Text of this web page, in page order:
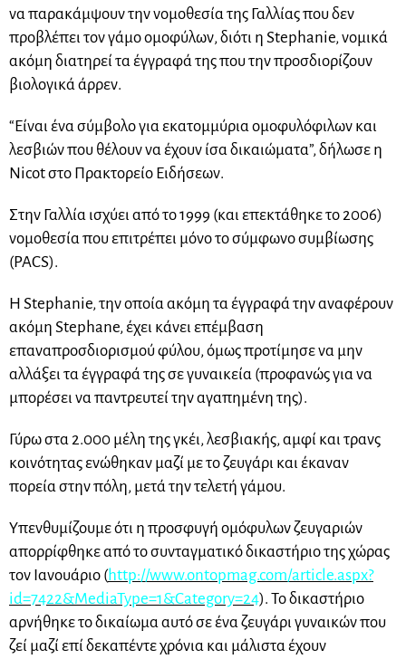
να παρακάμψουν την νομοθεσία της Γαλλίας που δεν
προβλέπει τον γάμο ομοφύλων, διότι η Stephanie, νομικά
ακόμη διατηρεί τα έγγραφά της που την προσδιορίζουν
βιολογικά άρρεν.
“Είναι ένα σύμβολο για εκατομμύρια ομοφυλόφιλων και
λεσβιών που θέλουν να έχουν ίσα δικαιώματα”, δήλωσε η
Nicot στο Πρακτορείο Ειδήσεων.
Στην Γαλλία ισχύει από το 1999 (και επεκτάθηκε το 2006)
νομοθεσία που επιτρέπει μόνο το σύμφωνο συμβίωσης
(PACS).
H Stephanie, την οποία ακόμη τα έγγραφά την αναφέρουν
ακόμη Stephane, έχει κάνει επέμβαση
επαναπροσδιορισμού φύλου, όμως προτίμησε να μην
αλλάξει τα έγγραφά της σε γυναικεία (προφανώς για να
μπορέσει να παντρευτεί την αγαπημένη της).
Γύρω στα 2.000 μέλη της γκέι, λεσβιακής, αμφί και τρανς
κοινότητας ενώθηκαν μαζί με το ζευγάρι και έκαναν
πορεία στην πόλη, μετά την τελετή γάμου.
Υπενθυμίζουμε ότι η προσφυγή ομόφυλων ζευγαριών
απορρίφθηκε από το συνταγματικό δικαστήριο της χώρας
τον Ιανουάριο (http://www.ontopmag.com/article.aspx?
id=7422&MediaType=1&Category=24). Το δικαστήριο
αρνήθηκε το δικαίωμα αυτό σε ένα ζευγάρι γυναικών που
ζεί μαζί επί δεκαπέντε χρόνια και μάλιστα έχουν